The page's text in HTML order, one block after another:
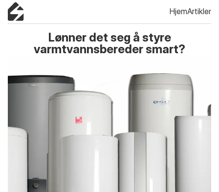
HjemArtikler
Lønner det seg å styre
varmtvannsbereder smart?